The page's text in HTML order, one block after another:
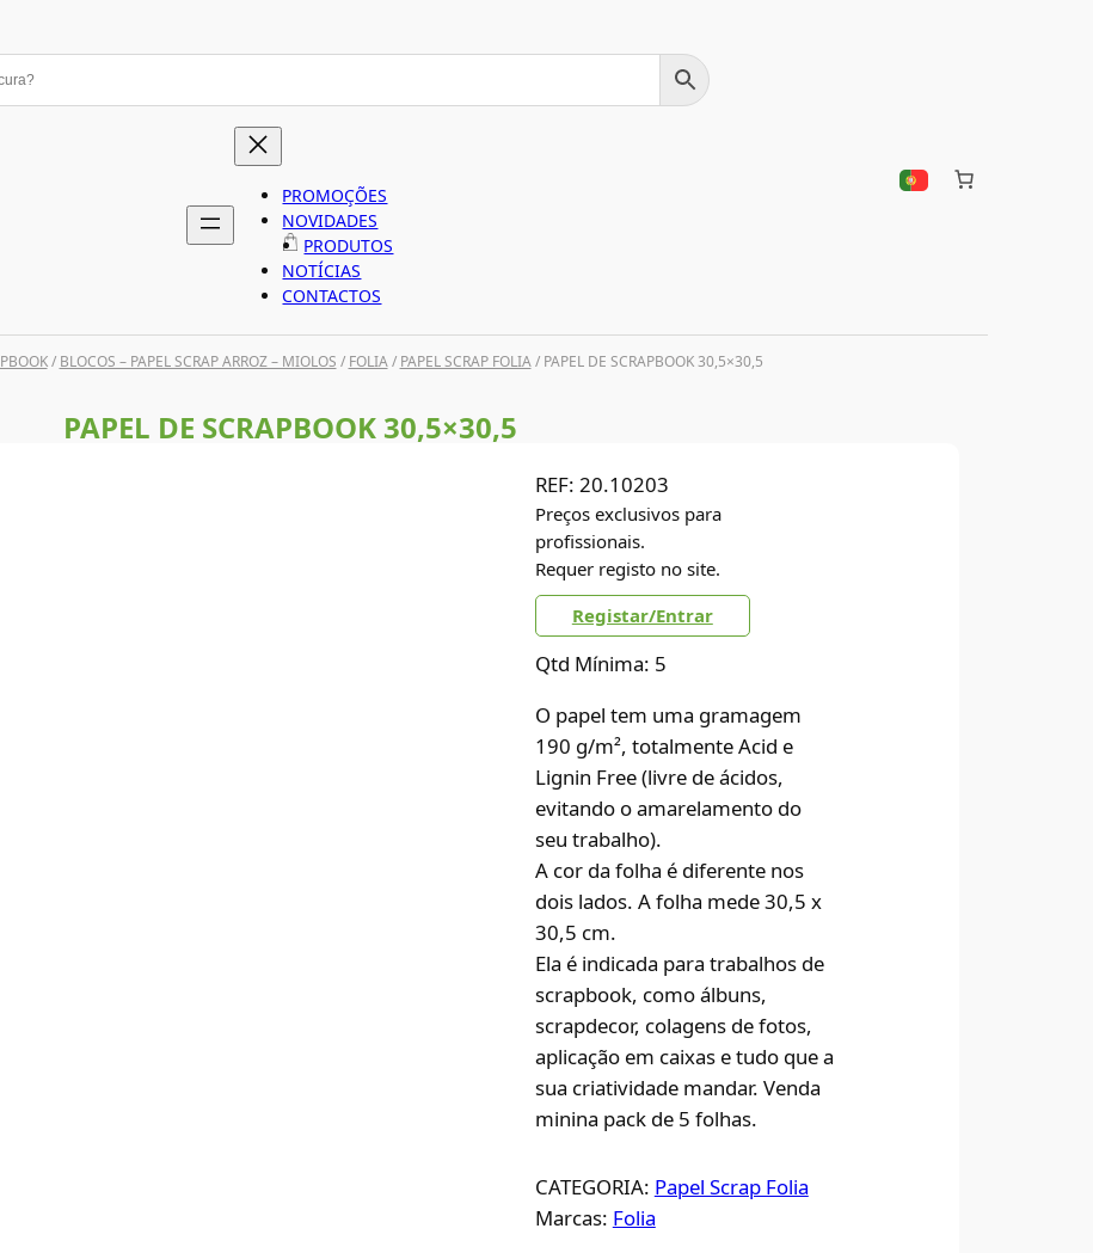
PROMOÇÕES
NOVIDADES
PRODUTOS
NOTÍCIAS
CONTACTOS
/ BLOCOS – PAPEL SCRAP ARROZ – MIOLOS / FOLIA/ PAPEL SCRAP FOLIA/ PAPEL DE SCRAPBOOK 30,5×30,5
PAPEL DE SCRAPBOOK 30,5×30,5
REF: 20.10203
Preços exclusivos para
profissionais.
Requer registo no site.
Registar/Entrar
Qtd Mínima: 5
O papel tem uma gramagem
190 g/m², totalmente Acid e
Lignin Free (livre de ácidos,
evitando o amarelamento do
seu trabalho).
A cor da folha é diferente nos
dois lados. A folha mede 30,5 x
30,5 cm.
Ela é indicada para trabalhos de
scrapbook, como álbuns,
scrapdecor, colagens de fotos,
aplicação em caixas e tudo que a
sua criatividade mandar. Venda
minina pack de 5 folhas.
CATEGORIA: Papel Scrap Folia
Marcas: Folia